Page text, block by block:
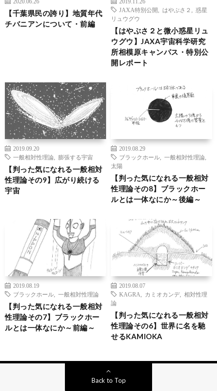
【千葉県民の誇り】地質年代
チバニアンについて・前編
JAXA特別公開
はやぶさ２
惑星
リュウグウ
【はやぶさ２と微小惑星リュ
ウグウ】JAXA宇宙科学研究
所相模原キャンパス・特別公
開レポート
2019.09.20
一般相対性理論
膨張する宇宙
【判った気になれる一般相対
性理論その9】広がり続ける
宇宙
2019.08.29
ブラックホール
一般相対性理論
太陽
【判った気になれる一般相対
性理論その8】ブラックホー
ルとは一体なにか～後編～
2019.08.19
ブラックホール
一般相対性理論
【判った気になれる一般相対
性理論その7】ブラックホー
ルとは一体なにか～前編～
2019.08.07
KAGRA
カミオカンデ, 相対性理
論
【判った気になれる一般相対
性理論その6】世界に名を馳
せるKAMIOKA
Back to Top